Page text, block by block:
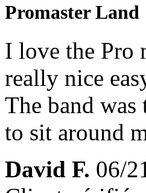
Promaster Land
I love the Pro
really nice
The band
to sit around
David F. 06/